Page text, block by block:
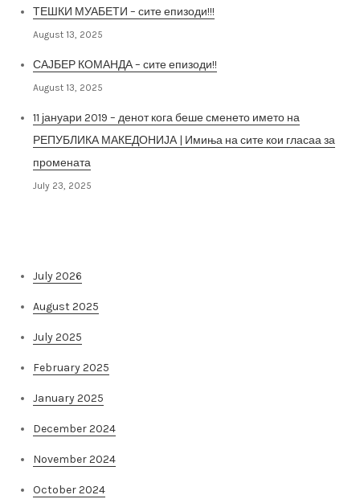
ТЕШКИ МУАБЕТИ – сите епизоди!!!
August 13, 2025
САЈБЕР КОМАНДА – сите епизоди!!
August 13, 2025
11 јануари 2019 – денот кога беше сменето името на
РЕПУБЛИКА МАКЕДОНИЈА | Имиња на сите кои гласаа за
промената
July 23, 2025
July 2026
August 2025
July 2025
February 2025
January 2025
December 2024
November 2024
October 2024